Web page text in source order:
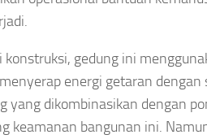
konstruksi, gedung ini
energi getaran
yang dikombinasikan dengan
keamanan bangunan ini.